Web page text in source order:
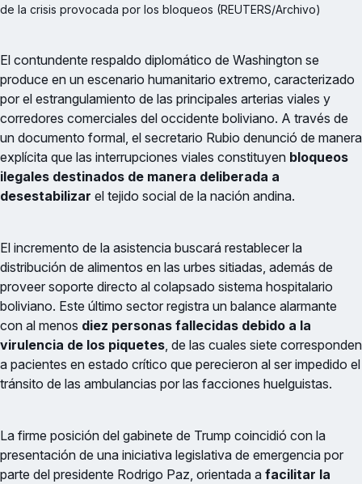
de la crisis provocada por los bloqueos (REUTERS/Archivo)
El contundente respaldo diplomático de Washington se
produce en un escenario humanitario extremo, caracterizado
por el estrangulamiento de las principales arterias viales y
corredores comerciales del occidente boliviano. A través de
un documento formal, el secretario Rubio denunció de manera
explícita que las interrupciones viales constituyen bloqueos
ilegales destinados de manera deliberada a
desestabilizar el tejido social de la nación andina.
El incremento de la asistencia buscará restablecer la
distribución de alimentos en las urbes sitiadas, además de
proveer soporte directo al colapsado sistema hospitalario
boliviano. Este último sector registra un balance alarmante
con al menos diez personas fallecidas debido a la
virulencia de los piquetes , de las cuales siete corresponden
a pacientes en estado crítico que perecieron al ser impedido el
tránsito de las ambulancias por las facciones huelguistas.
La firme posición del gabinete de Trump coincidió con la
presentación de una iniciativa legislativa de emergencia por
parte del presidente Rodrigo Paz, orientada a facilitar la